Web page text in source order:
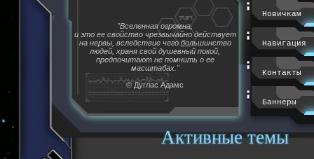
Активные темы
"Вселенная огромна,
и это ее свойство чрезвычайно действует
на нервы, вследствие чего большинство
людей, храня свой душевный покой,
предпочитают не помнить о ее
масштабах."
© Дуглас Адамс
Новичкам
Навигация
Контакты
Баннеры